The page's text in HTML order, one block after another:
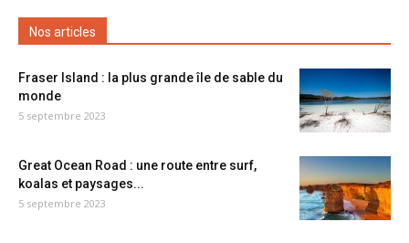
Nos articles
Fraser Island : la plus grande île de sable du
monde
5 septembre 2023
Great Ocean Road : une route entre surf,
koalas et paysages...
5 septembre 2023